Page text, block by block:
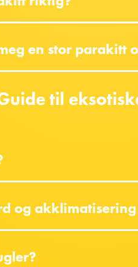
en stor parakitt
til
og